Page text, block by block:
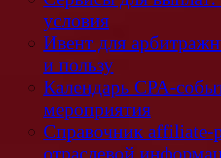
условия
Ивент для
и пользу
Календарь CPA-
мероприятия
Справочник affiliate-
отраслевой